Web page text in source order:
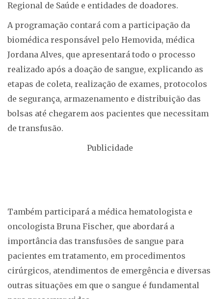
Regional de Saúde e entidades de doadores.
A programação contará com a participação da
biomédica responsável pelo Hemovida, médica
Jordana Alves, que apresentará todo o processo
realizado após a doação de sangue, explicando as
etapas de coleta, realização de exames, protocolos
de segurança, armazenamento e distribuição das
bolsas até chegarem aos pacientes que necessitam
de transfusão.
Publicidade
Também participará a médica hematologista e
oncologista Bruna Fischer, que abordará a
importância das transfusões de sangue para
pacientes em tratamento, em procedimentos
cirúrgicos, atendimentos de emergência e diversas
outras situações em que o sangue é fundamental